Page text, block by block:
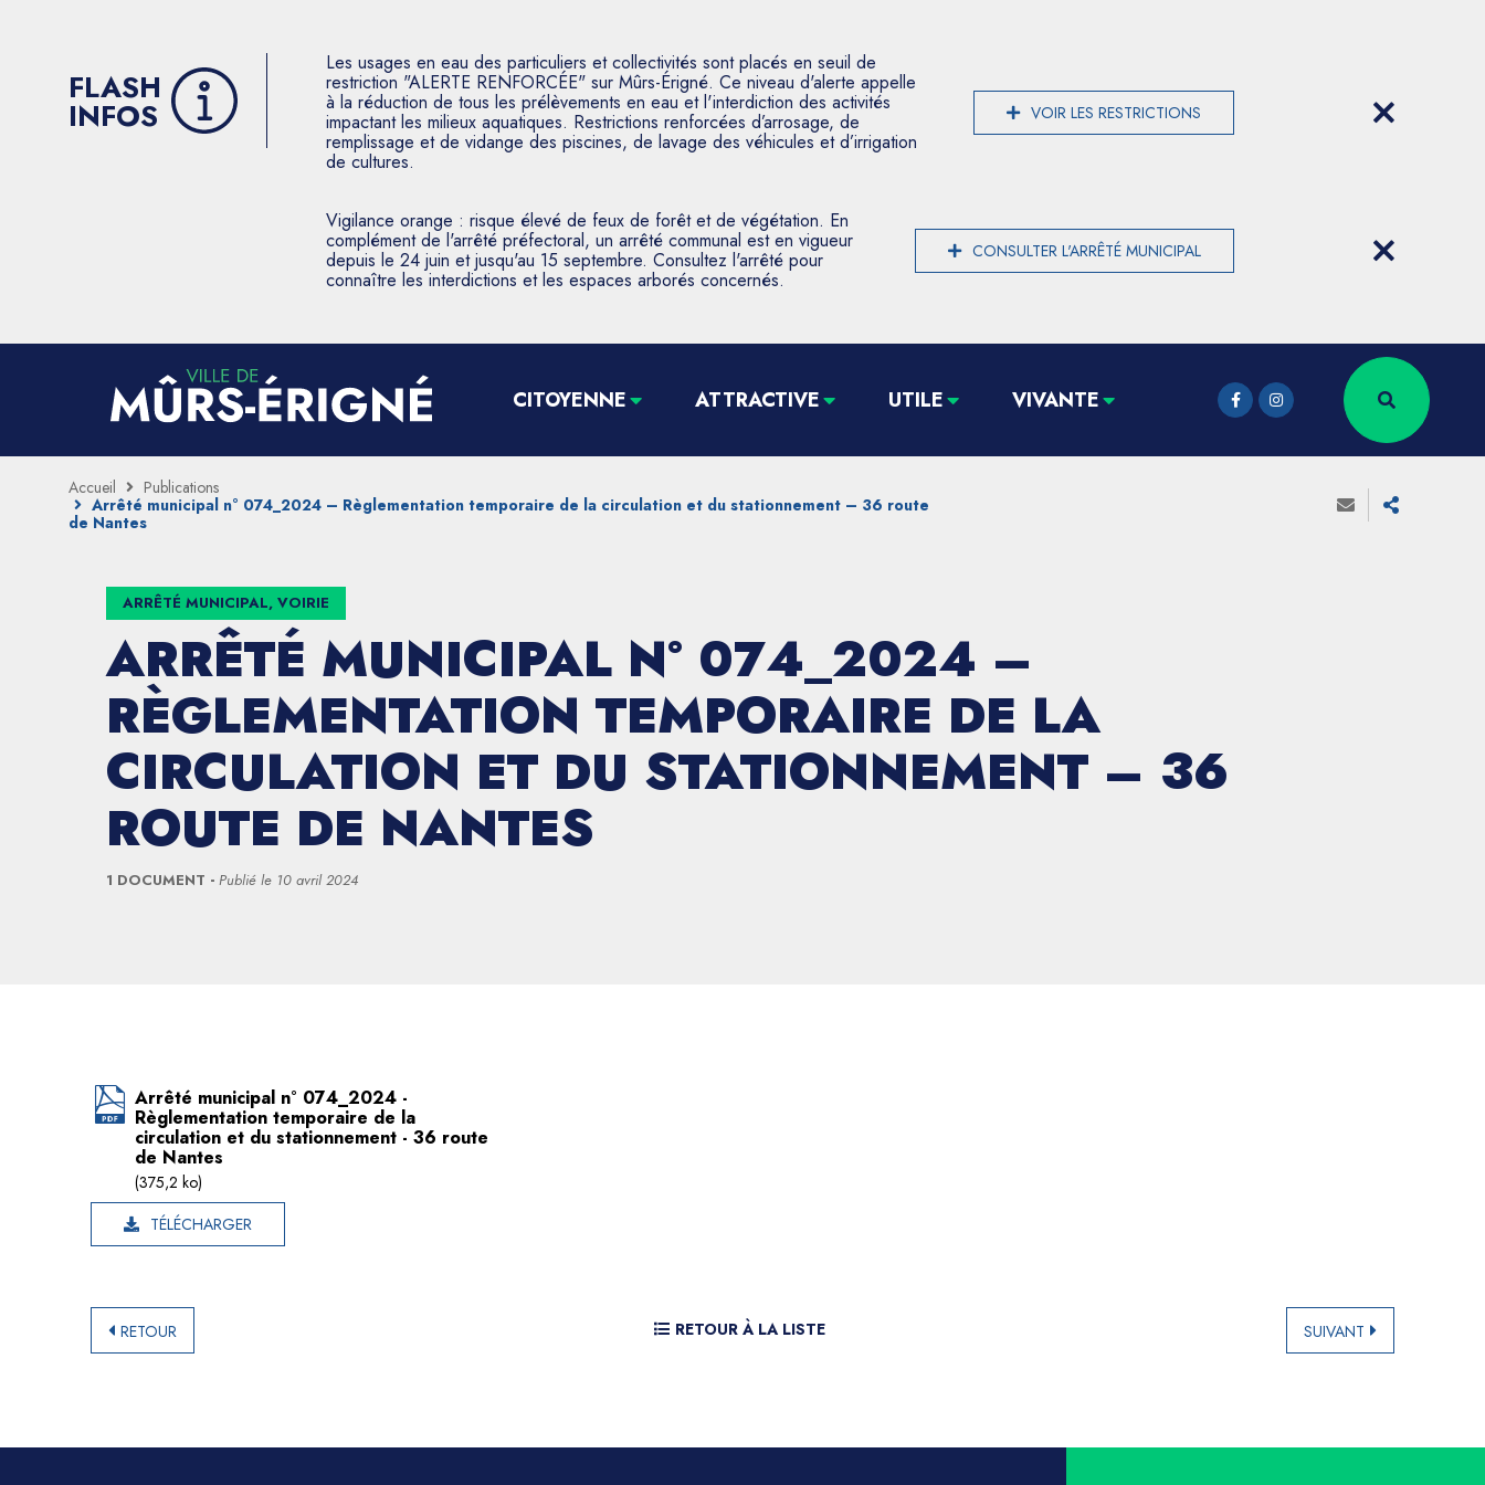
FLASH
INFOS
Les usages en eau des particuliers et collectivités sont placés en seuil de
restriction "ALERTE RENFORCÉE" sur Mûrs-Érigné. Ce niveau d'alerte appelle
à la réduction de tous les prélèvements en eau et l'interdiction des activités
impactant les milieux aquatiques. Restrictions renforcées d’arrosage, de
remplissage et de vidange des piscines, de lavage des véhicules et d’irrigation
de cultures.
VOIR LES RESTRICTIONS
Vigilance orange : risque élevé de feux de forêt et de végétation. En
complément de l'arrêté préfectoral, un arrêté communal est en vigueur
depuis le 24 juin et jusqu'au 15 septembre. Consultez l'arrêté pour
connaître les interdictions et les espaces arborés concernés.
CONSULTER L'ARRÊTÉ MUNICIPAL
CITOYENNE ATTRACTIVE UTILE VIVANTE
Accueil
Publications
Arrêté municipal n° 074_2024 – Règlementation temporaire de la circulation et du stationnement – 36 route
de Nantes
ARRÊTÉ MUNICIPAL, VOIRIE
ARRÊTÉ MUNICIPAL N° 074_2024 –
RÈGLEMENTATION TEMPORAIRE DE LA
CIRCULATION ET DU STATIONNEMENT – 36
ROUTE DE NANTES
1 DOCUMENT Publié le 10 avril 2024
Arrêté municipal n° 074_2024 -
Règlementation temporaire de la
circulation et du stationnement - 36 route
de Nantes
(375,2 ko)
TÉLÉCHARGER
RETOUR RETOUR À LA LISTE SUIVANT